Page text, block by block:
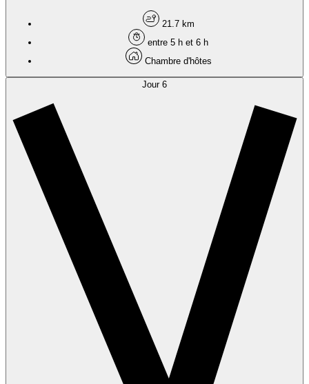
21.7 km
entre 5 h et 6 h
Chambre d'hôtes
Jour 6